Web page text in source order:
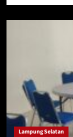
Lampung Selatan